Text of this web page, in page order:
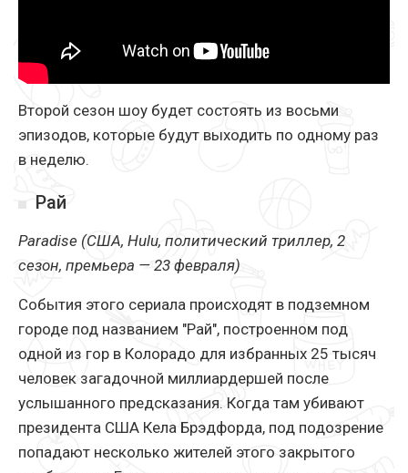
Второй сезон шоу будет состоять из восьми
эпизодов, которые будут выходить по одному раз
в неделю.
Рай
Paradise (США, Hulu, политический триллер, 2
сезон, премьера — 23 февраля)
События этого сериала происходят в подземном
городе под названием "Рай", построенном под
одной из гор в Колорадо для избранных 25 тысяч
человек загадочной миллиардершей после
услышанного предсказания. Когда там убивают
президента США Кела Брэдфорда, под подозрение
попадают несколько жителей этого закрытого